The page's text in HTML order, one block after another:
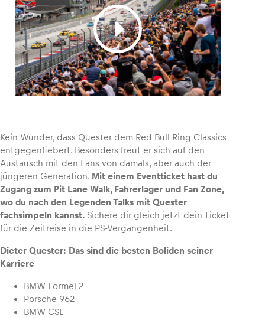
Kein Wunder, dass Quester dem Red Bull Ring Classics
entgegenfiebert. Besonders freut er sich auf den
Austausch mit den Fans von damals, aber auch der
jüngeren Generation. Mit einem Eventticket hast du
Zugang zum Pit Lane Walk, Fahrerlager und Fan Zone,
wo du nach den Legenden Talks mit Quester
fachsimpeln kannst. Sichere dir gleich jetzt dein Ticket
für die Zeitreise in die PS-Vergangenheit.
Dieter Quester: Das sind die besten Boliden seiner
Karriere
BMW Formel 2
Porsche 962
BMW CSL